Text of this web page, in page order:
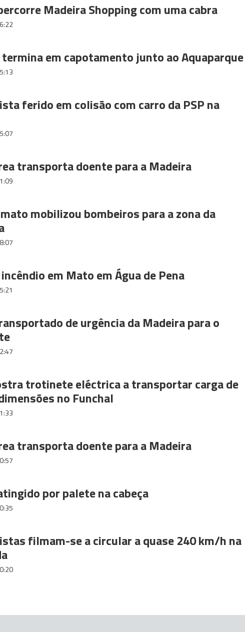
Madeira Shopping com uma cabra
em capotamento junto ao Aquaparque
ferido em colisão com carro da PSP na
transporta doente para a Madeira
mobilizou bombeiros para a zona da
em Mato em Água de Pena
de urgência da Madeira para o
trotinete eléctrica a transportar carga de
no Funchal
transporta doente para a Madeira
por palete na cabeça
filmam-se a circular a quase 240 km/h na